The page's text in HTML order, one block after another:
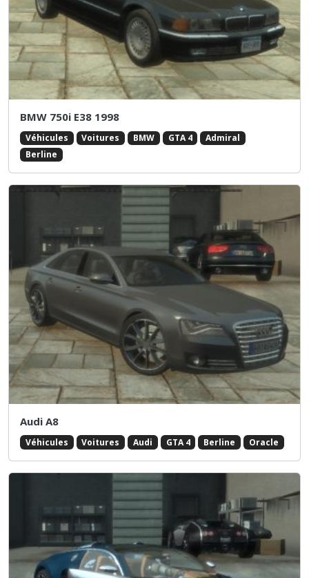
BMW 750i E38 1998
Véhicules Voitures BMW GTA 4
Admiral
Berline
Audi A8
Véhicules Voitures Audi GTA 4 Berline Oracle